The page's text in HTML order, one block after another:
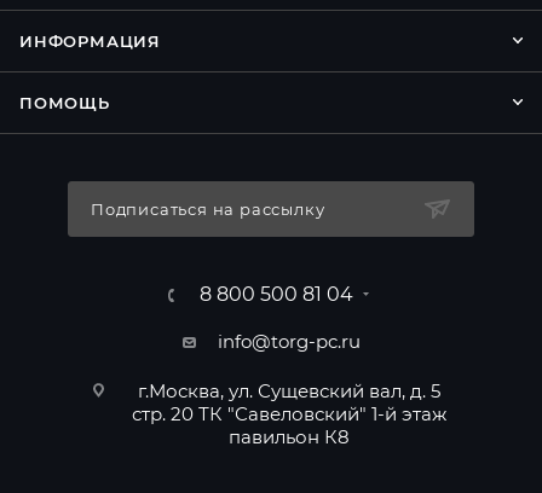
ИНФОРМАЦИЯ
ПОМОЩЬ
Подписаться на рассылку
8 800 500 81 04
info@torg-pc.ru
г.Москва, ул. Сущевский вал, д. 5
стр. 20 ТК "Савеловский" 1-й этаж
павильон К8